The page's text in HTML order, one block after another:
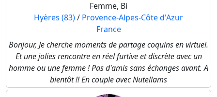
Femme, Bi
Hyères (83)/ Provence-Alpes-Côte d'Azur
France
Bonjour, Je cherche moments de partage coquins en virtuel.
Et une jolies rencontre en réel furtive et discrète avec un
homme ou une femme ! Pas d'amis sans échanges avant. A
bientôt !! En couple avec Nutellams